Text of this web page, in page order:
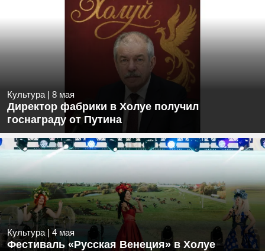
Культура | 8 мая
Директор фабрики в Холуе получил
госнаграду от Путина
Культура |4 мая
Фестиваль «Русская Венеция» в Холуе